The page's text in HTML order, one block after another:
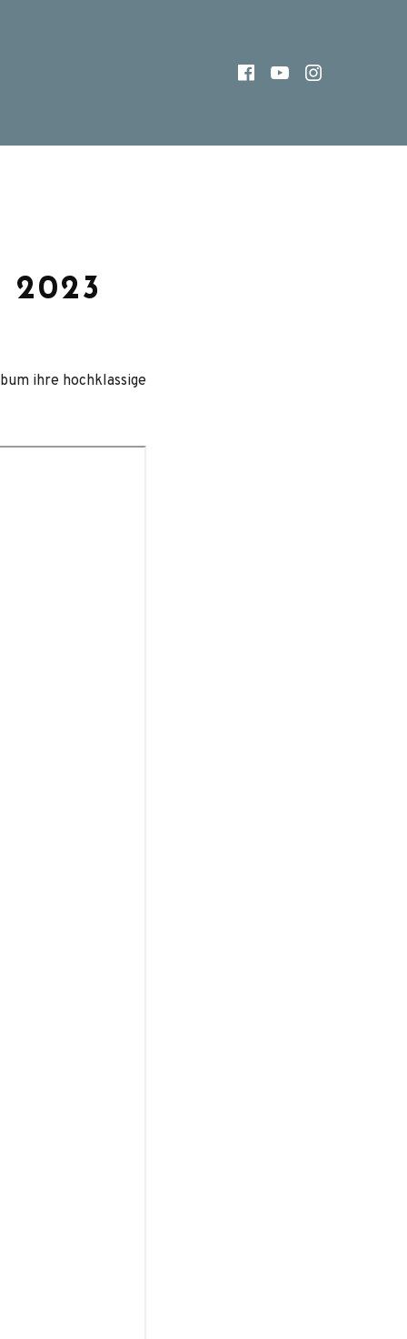
FACEBOOK
YOUTUBE
2023
ihre hochklassige